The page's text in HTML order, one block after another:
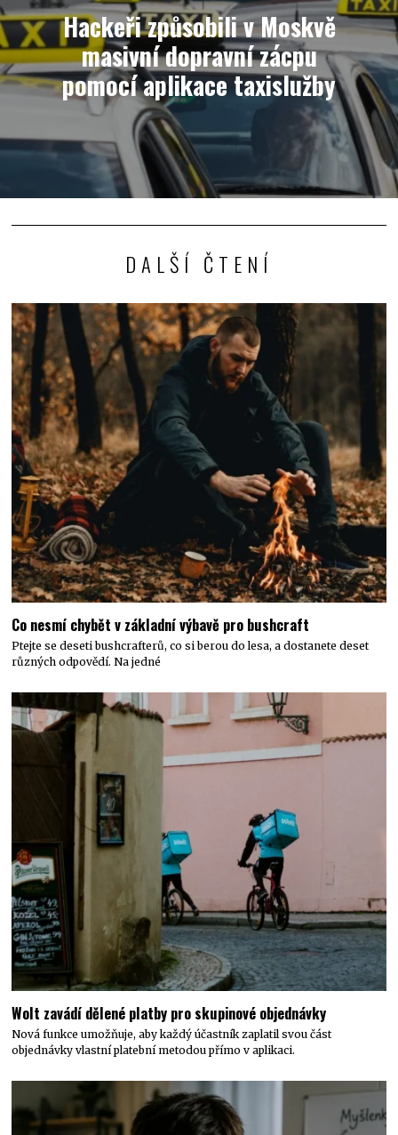
Hackeři způsobili v Moskvě
masivní dopravní zácpu
pomocí aplikace taxislužby
DALŠÍ ČTENÍ
Co nesmí chybět v základní výbavě pro bushcraft
Ptejte se deseti bushcrafterů, co si berou do lesa, a dostanete deset
různých odpovědí. Na jedné
Wolt zavádí dělené platby pro skupinové objednávky
Nová funkce umožňuje, aby každý účastník zaplatil svou část
objednávky vlastní platební metodou přímo v aplikaci.